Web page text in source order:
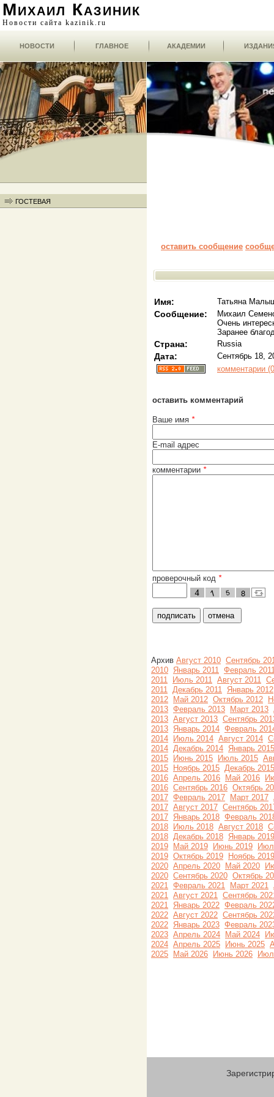
Михаил Казиник
Новости сайта kazinik.ru
НОВОСТИ ГЛАВНОЕ АКАДЕМИИ
ГОСТЕВАЯ
оставить сообщение
Имя: Татьяна
Сообщение:
Михаил
Очень
Заранее
Страна: Russia
Дата:
Сентябрь 18,
комментарии
оставить комментарий
Ваше имя *
E-mail адрес
комментарии *
проверочный код *
Архив Август 2010 Сентябрь
2010 Январь 2011 Февраль
2011
Июль 2011 Август 2011
2011 Декабрь 2011 Январь 2012
2012
Май 2012 Октябрь 2012
2013 Февраль 2013 Март 2013
2013 Август 2013 Сентябрь
2013 Январь 2014 Февраль
2014
Июль 2014 Август 2014
2014 Декабрь 2014 Январь 2015
2015
Июнь 2015 Июль 2015
2015
Ноябрь 2015 Декабрь 2015
2016 Апрель 2016 Май 2016
2016 Сентябрь 2016 Октябрь
2017 Февраль 2017 Март 2017
2017 Август 2017 Сентябрь
2017 Январь 2018 Февраль
2018
Июль 2018 Август 2018
2018 Декабрь 2018 Январь 2019
2019
Май 2019 Июнь 2019
2019 Октябрь 2019
Ноябрь 2019
2020 Апрель 2020 Май 2020
2020 Сентябрь 2020 Октябрь
2021 Февраль 2021 Март 2021
2021 Август 2021 Сентябрь
2021 Январь 2022 Февраль
2022 Август 2022 Сентябрь
2022 Январь 2023 Февраль
2023 Апрель 2024 Май 2024
2024 Апрель 2025 Июнь 2025
2025
Май 2026 Июнь 2026